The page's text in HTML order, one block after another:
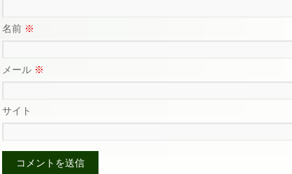
名前 ※
メール ※
サイト